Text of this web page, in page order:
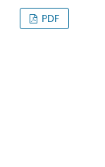
PDF